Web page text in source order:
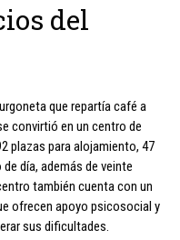
del
que repartía café a
convirtió en un centro de
plazas para alojamiento, 47
día, además de veinte
también cuenta con un
ofrecen apoyo psicosocial y
sus dificultades.